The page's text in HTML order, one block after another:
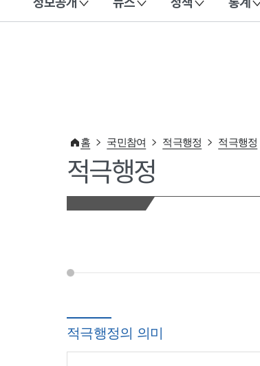
이 누리집은 대한민국 공식 전자정부 누리집입니다.
홈 국민참여 적극행정 적극행정
적극행정
적극행정의 의미